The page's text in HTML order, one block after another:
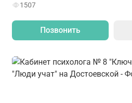
1507
Позвонить